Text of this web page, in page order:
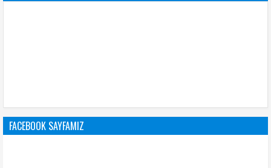
FACEBOOK SAYFAMIZ